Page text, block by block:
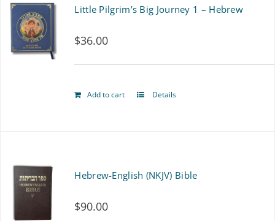
The
options
the
Little Pilgrim’s Big Journey 1 – Hebrew
$36.00
Add to cart Details
Hebrew-English (NKJV) Bible
$90.00